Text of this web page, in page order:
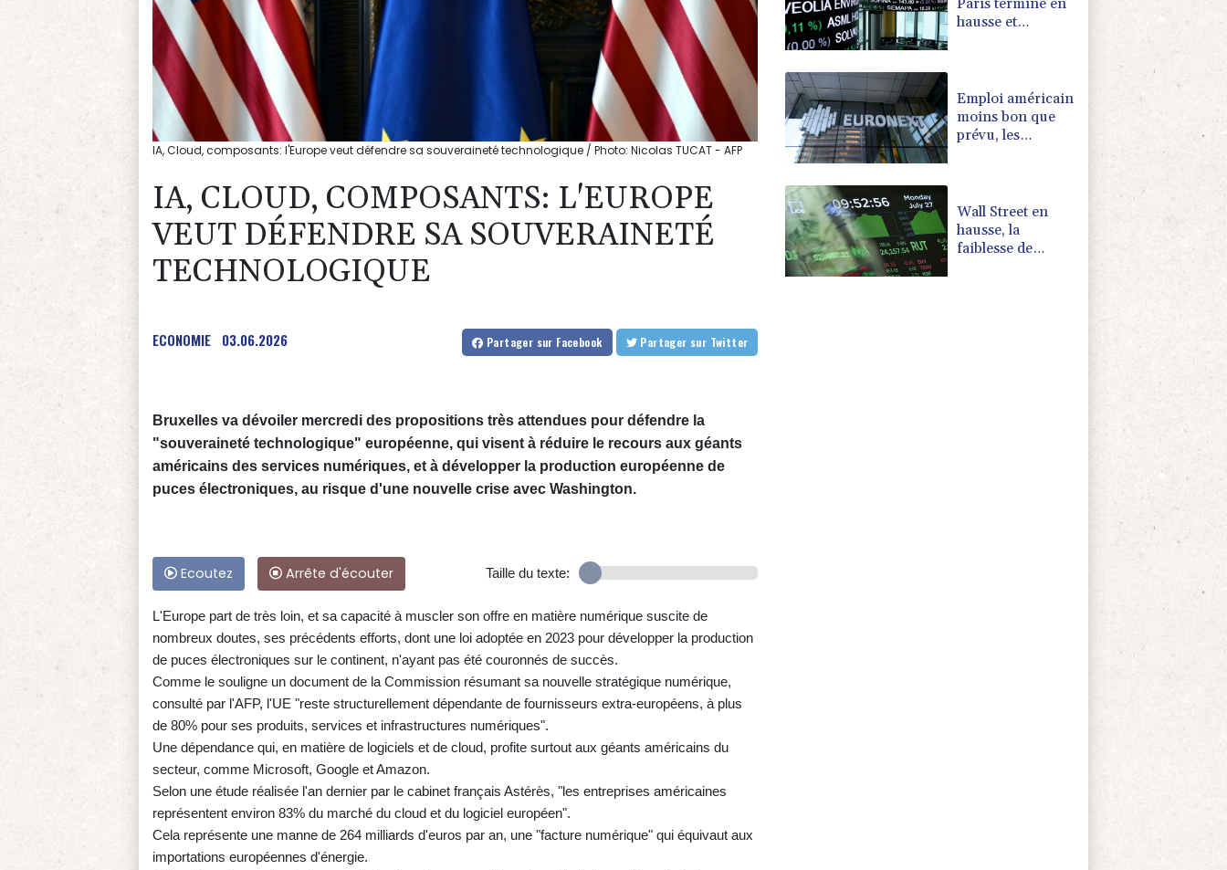
IA, Cloud, composants: l'Europe veut défendre sa souveraineté technologique / Photo: Nicolas TUCAT - AFP
IA, CLOUD, COMPOSANTS: L'EUROPE
VEUT DÉFENDRE SA SOUVERAINETÉ
TECHNOLOGIQUE
ECONOMIE 03.06.2026 Partager sur Facebook Partager sur Twitter
Bruxelles va dévoiler mercredi des propositions très attendues pour défendre la
"souveraineté technologique" européenne, qui visent à réduire le recours aux géants
américains des services numériques, et à développer la production européenne de
puces électroniques, au risque d'une nouvelle crise avec Washington.
Ecoutez Arrête d'écouter Taille du texte:
L'Europe part de très loin, et sa capacité à muscler son offre en matière numérique suscite de
nombreux doutes, ses précédents efforts, dont une loi adoptée en 2023 pour développer la production
de puces électroniques sur le continent, n'ayant pas été couronnés de succès.
Comme le souligne un document de la Commission résumant sa nouvelle stratégique numérique,
consulté par l'AFP, l'UE "reste structurellement dépendante de fournisseurs extra-européens, à plus
de 80% pour ses produits, services et infrastructures numériques".
Une dépendance qui, en matière de logiciels et de cloud, profite surtout aux géants américains du
secteur, comme Microsoft, Google et Amazon.
Selon une étude réalisée l'an dernier par le cabinet français Astérès, "les entreprises américaines
représentent environ 83% du marché du cloud et du logiciel européen".
Cela représente une manne de 264 milliards d'euros par an, une "facture numérique" qui équivaut aux
importations européennes d'énergie.
Paris termine en
hausse et
Emploi américain
moins bon que
prévu, les
Wall Street en
hausse, la
faiblesse de